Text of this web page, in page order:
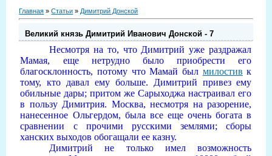
Главная »Статьи » Димитрий Донской
Великий князь Димитрий Иванович Донской - 7
Несмотря на то, что Димитрий уже раздражал
Мамая, еще нетрудно было приобрести его
благосклонность, потому что Мамай был милостив к
тому, кто давал ему больше. Димитрий привез ему
обильные дары; притом же Сарыходжа настраивал его
в пользу Димитрия. Москва, несмотря на разорение,
нанесенное Ольгердом, была все еще очень богата в
сравнении с прочими русскими землями; сборы
ханских выходов обогащали ее казну.
Димитрий не только имел возможность